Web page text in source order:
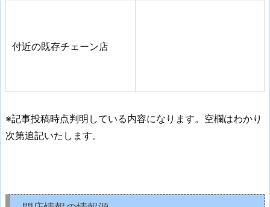
付近の既存チェーン店
※記事投稿時点判明している内容になります。空欄はわかり
次第追記いたします。